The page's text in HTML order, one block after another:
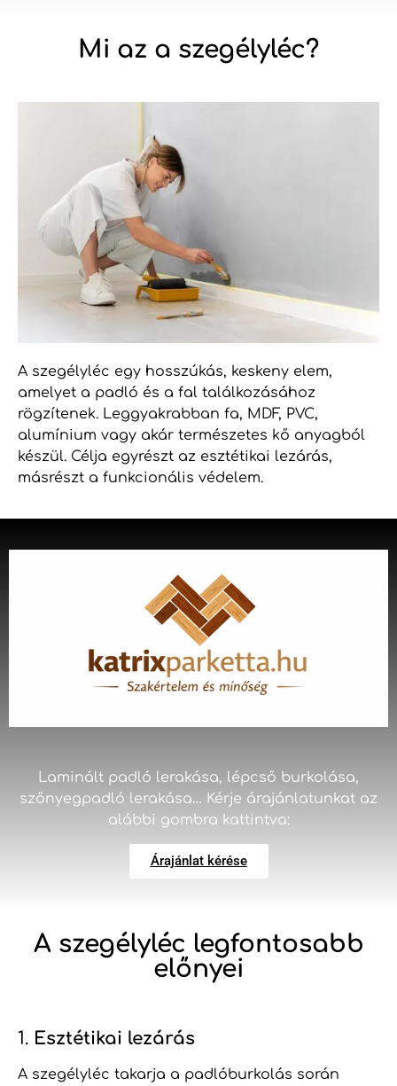
Mi az a szegélyléc?
A szegélyléc egy hosszúkás, keskeny elem,
amelyet a padló és a fal találkozásához
rögzítenek. Leggyakrabban fa, MDF, PVC,
alumínium vagy akár természetes kő anyagból
készül. Célja egyrészt az esztétikai lezárás,
másrészt a funkcionális védelem.
Laminált padló lerakása, lépcső burkolása,
szőnyegpadló lerakása… Kérje árajánlatunkat az
alábbi gombra kattintva:
Árajánlat kérése
A szegélyléc legfontosabb
előnyei
1. Esztétikai lezárás
A szegélyléc takarja a padlóburkolás során